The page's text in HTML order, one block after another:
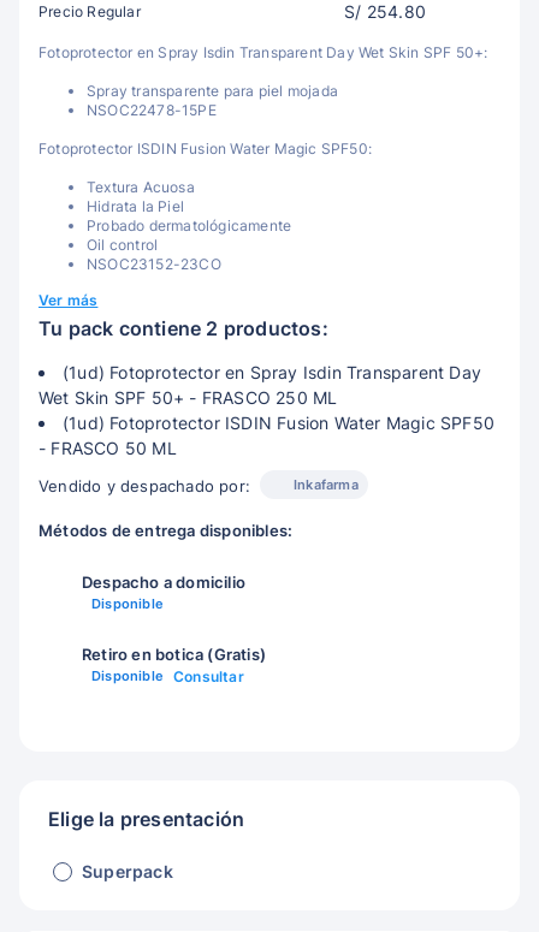
Precio Regular S/ 254.80
Fotoprotector en Spray Isdin Transparent Day Wet Skin SPF 50+:
Spray transparente para piel mojada
NSOC22478-15PE
Fotoprotector ISDIN Fusion Water Magic SPF50:
Textura Acuosa
Hidrata la Piel
Probado dermatológicamente
Oil control
NSOC23152-23CO
Ver más
Tu pack contiene 2 productos:
(1ud) Fotoprotector en Spray Isdin Transparent Day
Wet Skin SPF 50+ - FRASCO 250 ML
(1ud) Fotoprotector ISDIN Fusion Water Magic SPF50
- FRASCO 50 ML
Vendido y despachado por: Inkafarma
Métodos de entrega disponibles:
Despacho a domicilio
Disponible
Retiro en botica (Gratis)
Disponible Consultar
Elige la presentación
Superpack